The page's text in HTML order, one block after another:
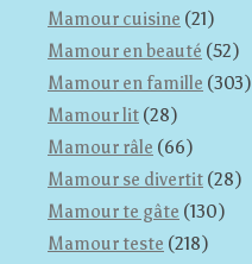
Mamour cuisine (21)
Mamour en beauté (52)
Mamour en famille (303)
Mamour lit (28)
Mamour râle (66)
Mamour se divertit (28)
Mamour te gâte (130)
Mamour teste (218)